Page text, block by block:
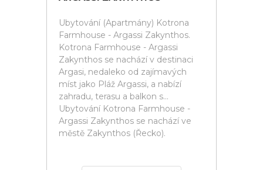
Ubytování (Apartmány) Kotrona
Farmhouse - Argassi Zakynthos.
Kotrona Farmhouse - Argassi
Zakynthos se nachází v destinaci
Argasi, nedaleko od zajímavých
míst jako Pláž Argassi, a nabízí
zahradu, terasu a balkon s...
Ubytování Kotrona Farmhouse -
Argassi Zakynthos se nachází ve
městě Zakynthos (Řecko).